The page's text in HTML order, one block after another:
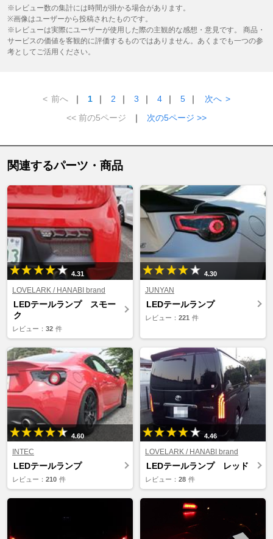
※レビュー数の集計には時間が掛かる場合があります。
※画像はユーザーから投稿されたものです。
※レビューは実際にユーザーが使用した際の主観的な感想・意見です。 商品・
サービスの価値を客観的に評価するものではありません。あくまでも一つの参
考としてご活用ください。
< 前へ ｜ 1 ｜ 2 ｜ 3 ｜ 4 ｜ 5 ｜ 次へ >
<< 前の5ページ
｜ 次の5ページ >>
関連するパーツ・商品
4.31
LOVELARK / HANABI brand
LEDテールランプ スモー
ク
レビュー： 32 件
4.30
JUNYAN
LEDテールランプ
レビュー： 221 件
4.60
INTEC
LEDテールランプ
レビュー： 210 件
4.46
LOVELARK / HANABI brand
LEDテールランプ レッド
レビュー： 28 件